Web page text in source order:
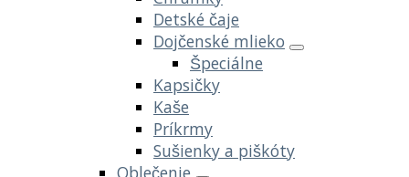
Detské čaje
Dojčenské mlieko
Špeciálne
Kapsičky
Kaše
Príkrmy
Sušienky a piškóty